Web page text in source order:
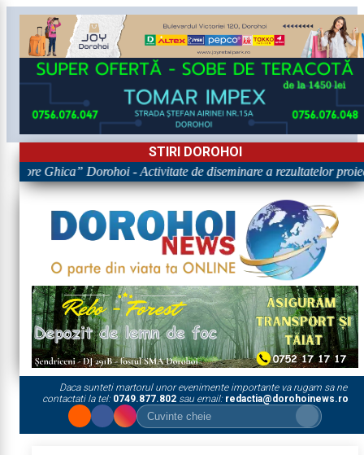
STIRI DOROHOI
Ghica” Dorohoi - Activitate de diseminare a rezultatelor
Daca sunteti martorul unor evenimente importante va rugam sa ne
contactati la tel: 0749.877.802sau email: redactia@dorohoinews.ro